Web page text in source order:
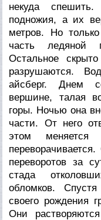
некуда
подножия, а их
метров. Но
часть ледяной
Остальное
разрушаются.
айсберг. Днем
вершине, талая
горы. Ночью она
части. От него
этом
переворотов за
стада
обломков.
своего рождения
Они